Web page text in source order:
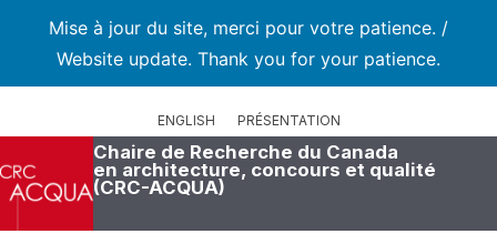
Mise à jour du site, merci pour votre patience. /
Website update. Thank you for your patience.
ENGLISH PRÉSENTATION
Chaire de Recherche du Canada
en architecture, concours et qualité
(CRC-ACQUA)